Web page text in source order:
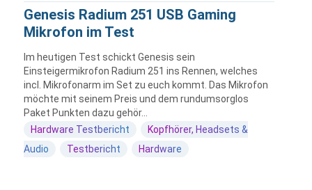
Genesis Radium 251 USB Gaming
Mikrofon im Test
Im heutigen Test schickt Genesis sein
Einsteigermikrofon Radium 251 ins Rennen, welches
incl. Mikrofonarm im Set zu euch kommt. Das Mikrofon
möchte mit seinem Preis und dem rundumsorglos
Paket Punkten dazu gehör...
Hardware Testbericht
Kopfhörer, Headsets &
Audio
Testbericht Hardware